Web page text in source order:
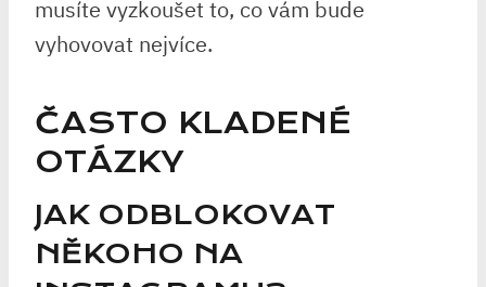
musíte vyzkoušet to, co vám bude
vyhovovat nejvíce.
ČASTO KLADENÉ
OTÁZKY
JAK ODBLOKOVAT
NĚKOHO NA